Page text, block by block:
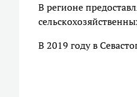
В регионе
В 2019 году в